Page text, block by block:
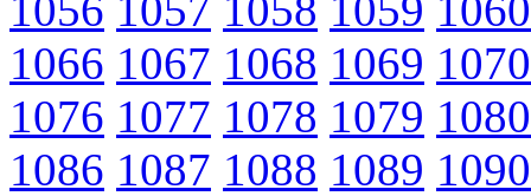
1066 1067 1068 1069 1070
1076 1077 1078 1079 1080
1086 1087 1088 1089 1090